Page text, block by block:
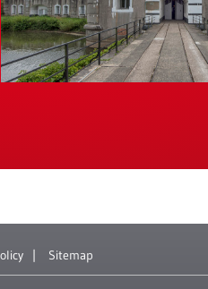
Sitemap